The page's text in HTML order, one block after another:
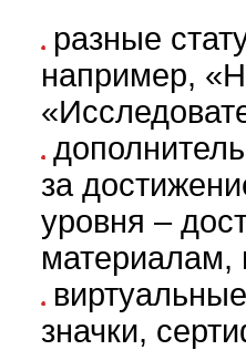
разные
например,
за
уровня –
материалам,
значки,